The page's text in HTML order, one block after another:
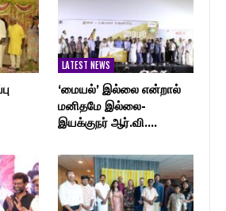
LATEST NEWS
‘மையல்’ இல்லை என்றால்
மனிதமே இல்லை-
இயக்குநர் ஆர்.வி.…